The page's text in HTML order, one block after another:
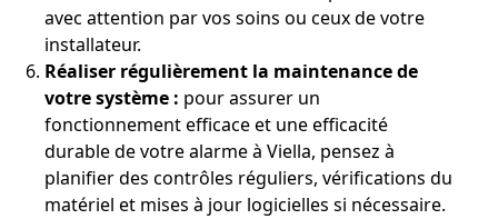
avec attention par vos soins ou ceux de votre
installateur.
Réaliser régulièrement la maintenance de
votre système : pour assurer un
fonctionnement efficace et une efficacité
durable de votre alarme à Viella, pensez à
planifier des contrôles réguliers, vérifications du
matériel et mises à jour logicielles si nécessaire.